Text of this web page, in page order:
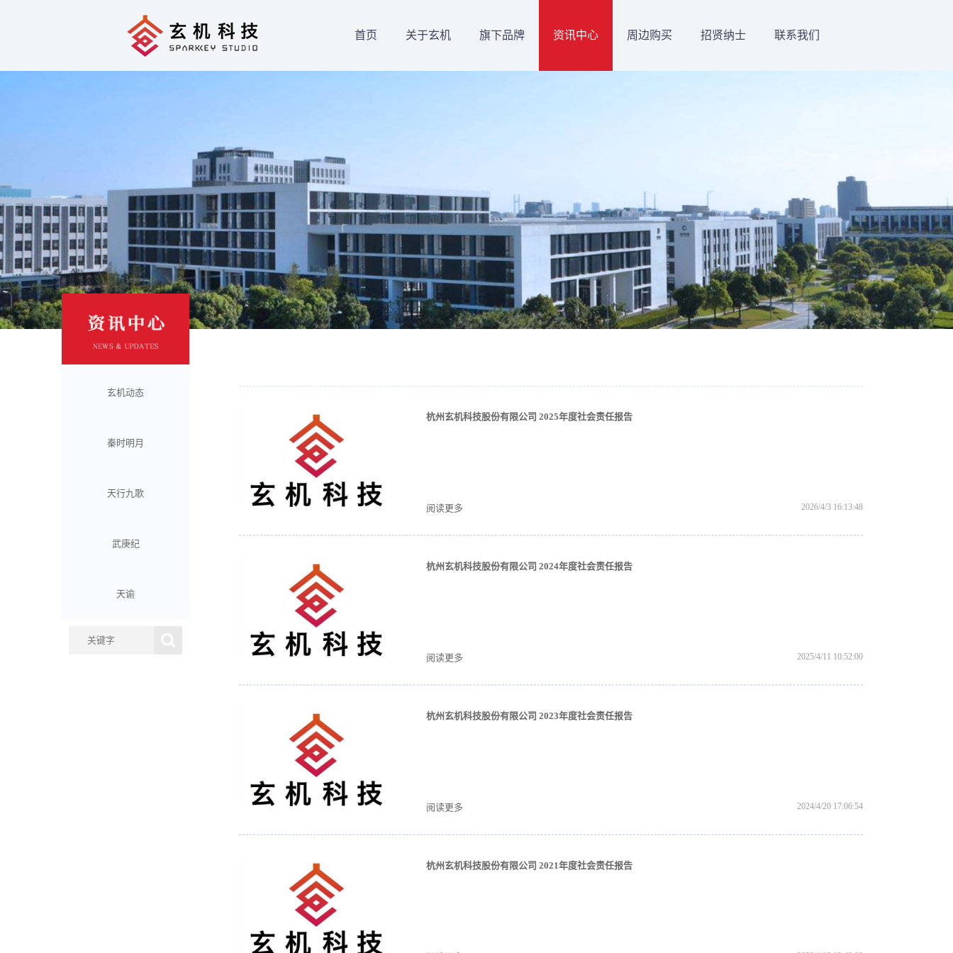
首页 关于玄机 旗下品牌 资讯中心 周边购买 招贤纳士 联系我们
玄机动态
秦时明月
天行九歌
武庚纪
天谕
斗罗大陆
杭州玄机科技股份有限公司 2025年度社会责任报告
阅读更多 2026/4/3 16:13:48
杭州玄机科技股份有限公司 2024年度社会责任报告
阅读更多 2025/4/11 10:52:00
杭州玄机科技股份有限公司 2023年度社会责任报告
阅读更多 2024/4/20 17:06:54
杭州玄机科技股份有限公司 2021年度社会责任报告